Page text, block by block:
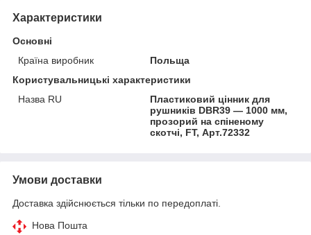
Характеристики
Основні
Країна виробник
Польща
Користувальницькі характеристики
Назва RU
Пластиковий цінник для
рушників DBR39 — 1000 мм,
прозорий на спіненому
скотчі, FT, Арт.72332
Умови доставки
Доставка здійснюється тільки по передоплаті.
Нова Пошта